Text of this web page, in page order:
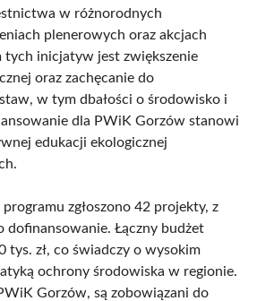
w różnorodnych
plenerowych oraz akcjach
tych inicjatyw jest zwiększenie
oraz zachęcanie do
w tym dbałości o środowisko i
dla PWiK Gorzów stanowi
edukacji ekologicznej
zgłoszono 42 projekty, z
dofinansowanie. Łączny budżet
tys. zł, co świadczy o wysokim
ochrony środowiska w regionie.
Gorzów, są zobowiązani do